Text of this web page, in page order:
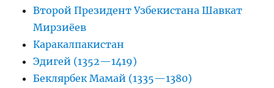
Второй Президент Узбекистана Шавкат
Мирзиёев
Каракалпакистан
Эдигей (1352—1419)
Беклярбек Мамай (1335—1380)